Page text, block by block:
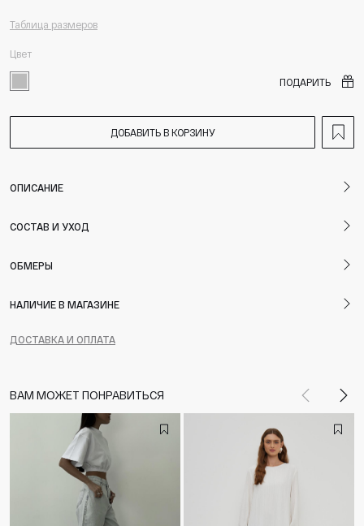
Таблица размеров
Цвет
ПОДАРИТЬ
ДОБАВИТЬ В КОРЗИНУ
ОПИСАНИЕ
СОСТАВ И УХОД
ОБМЕРЫ
НАЛИЧИЕ В МАГАЗИНЕ
ДОСТАВКА И ОПЛАТА
ВАМ МОЖЕТ ПОНРАВИТЬСЯ Назад